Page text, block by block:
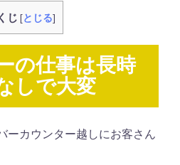
じ [とじる]
の仕事は長時
しで大変
ーカウンター越しにお客さん